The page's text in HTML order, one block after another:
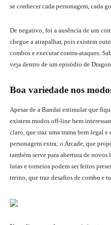
se conhecer cada personagem, cada
De negativo, foi a ausência de um
chegue a atrapalhar, pois existem
combos e executar contra-ataques.
veja dentro de um episódio de
Boa variedade nos
Apesar de a Bandai estimular que
existem modos off-line bem
claro, que traz uma trama bem legal e
personagem extra; o Arcade, que
também serve para abertura de
lutas e torneios podem ser feitos
treino, que traz desafios de combo e